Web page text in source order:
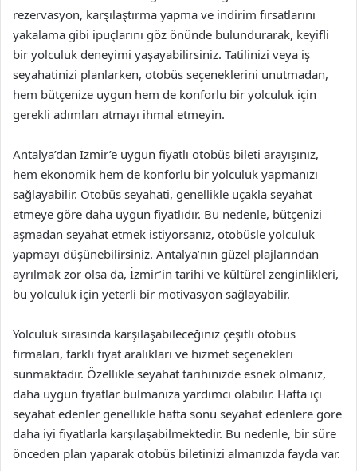
rezervasyon, karşılaştırma yapma ve indirim fırsatlarını
yakalama gibi ipuçlarını göz önünde bulundurarak, keyifli
bir yolculuk deneyimi yaşayabilirsiniz. Tatilinizi veya iş
seyahatinizi planlarken, otobüs seçeneklerini unutmadan,
hem bütçenize uygun hem de konforlu bir yolculuk için
gerekli adımları atmayı ihmal etmeyin.
Antalya’dan İzmir’e uygun fiyatlı otobüs bileti arayışınız,
hem ekonomik hem de konforlu bir yolculuk yapmanızı
sağlayabilir. Otobüs seyahati, genellikle uçakla seyahat
etmeye göre daha uygun fiyatlıdır. Bu nedenle, bütçenizi
aşmadan seyahat etmek istiyorsanız, otobüsle yolculuk
yapmayı düşünebilirsiniz. Antalya’nın güzel plajlarından
ayrılmak zor olsa da, İzmir’in tarihi ve kültürel zenginlikleri,
bu yolculuk için yeterli bir motivasyon sağlayabilir.
Yolculuk sırasında karşılaşabileceğiniz çeşitli otobüs
firmaları, farklı fiyat aralıkları ve hizmet seçenekleri
sunmaktadır. Özellikle seyahat tarihinizde esnek olmanız,
daha uygun fiyatlar bulmanıza yardımcı olabilir. Hafta içi
seyahat edenler genellikle hafta sonu seyahat edenlere göre
daha iyi fiyatlarla karşılaşabilmektedir. Bu nedenle, bir süre
önceden plan yaparak otobüs biletinizi almanızda fayda var.